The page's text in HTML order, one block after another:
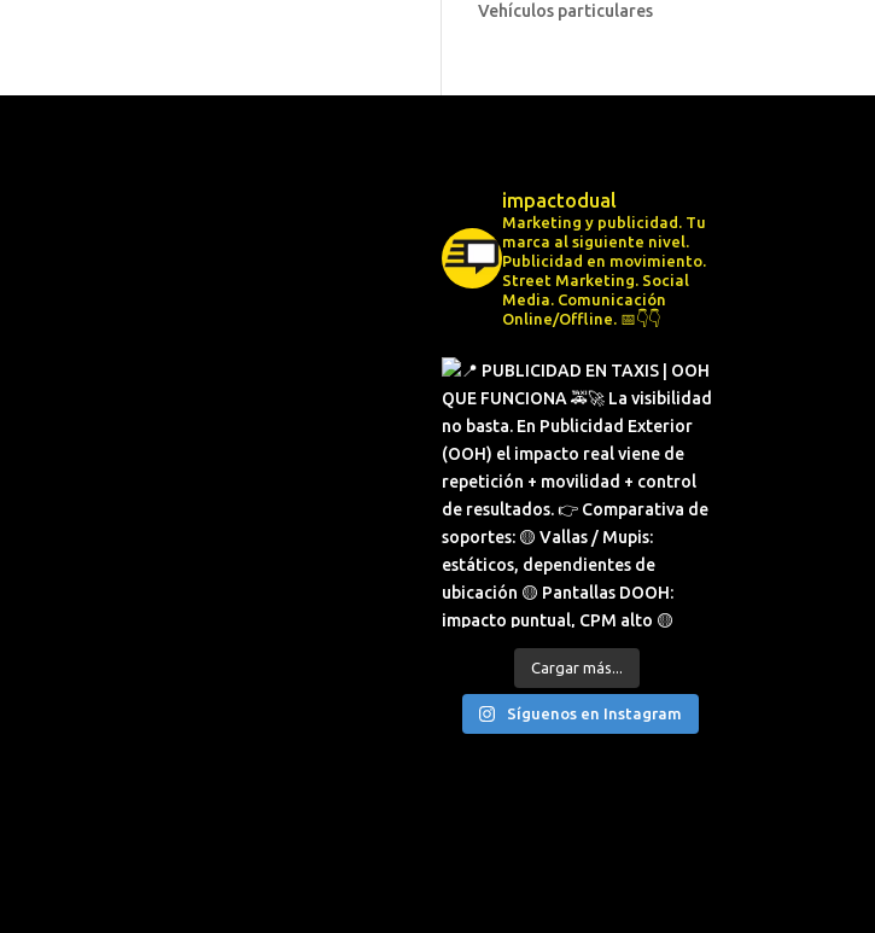
Vehículos particulares
impactodual
Marketing y publicidad. Tu
marca al siguiente nivel.
Publicidad en movimiento.
Street Marketing. Social
Media. Comunicación
Online/Offline. 📅👇👇
Cargar más...
Síguenos en Instagram